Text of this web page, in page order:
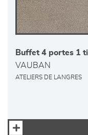
Buffet 4 portes 1
VAUBAN
ATELIERS DE LANGRES